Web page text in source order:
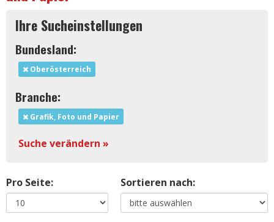
Ihre Sucheinstellungen
Bundesland:
Oberösterreich
Branche:
Grafik, Foto und Papier
Suche verändern »
Pro Seite: Sortieren nach: